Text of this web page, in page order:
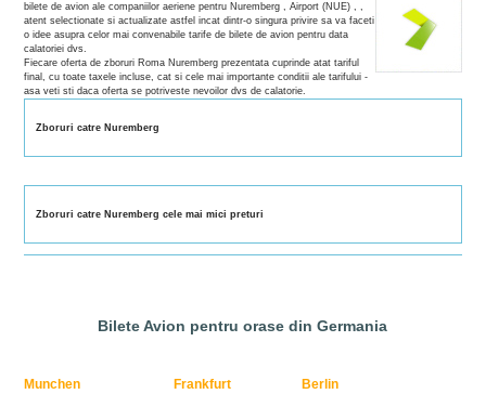
bilete de avion ale companiilor aeriene pentru Nuremberg , Airport (NUE) , ,
atent selectionate si actualizate astfel incat dintr-o singura privire sa va faceti
o idee asupra celor mai convenabile tarife de bilete de avion pentru data
calatoriei dvs.
Fiecare oferta de zboruri Roma Nuremberg prezentata cuprinde atat tariful
final, cu toate taxele incluse, cat si cele mai importante conditii ale tarifului -
asa veti sti daca oferta se potriveste nevoilor dvs de calatorie.
Zboruri catre Nuremberg
Zboruri catre Nuremberg cele mai mici preturi
Bilete Avion pentru orase din Germania
Munchen Frankfurt
Berlin